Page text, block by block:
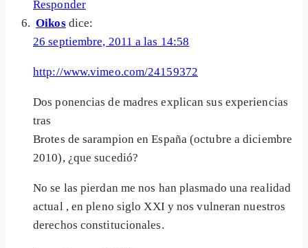
Responder
Oikos dice:
26 septiembre, 2011 a las 14:58
http://www.vimeo.com/24159372
Dos ponencias de madres explican sus experiencias
tras
Brotes de sarampion en España (octubre a diciembre
2010), ¿que sucedió?
No se las pierdan me nos han plasmado una realidad
actual , en pleno siglo XXI y nos vulneran nuestros
derechos constitucionales.